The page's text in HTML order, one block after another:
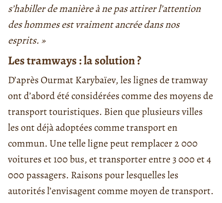
s’habiller de manière à ne pas attirer l’attention
des hommes est vraiment ancrée dans nos
esprits. »
Les tramways : la solution ?
D’après Ourmat Karybaïev, les lignes de tramway
ont d’abord été considérées comme des moyens de
transport touristiques. Bien que plusieurs villes
les ont déjà adoptées comme transport en
commun. Une telle ligne peut remplacer 2 000
voitures et 100 bus, et transporter entre 3 000 et 4
000 passagers. Raisons pour lesquelles les
autorités l’envisagent comme moyen de transport.